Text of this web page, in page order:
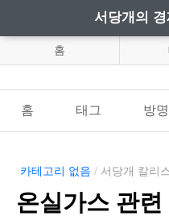
서당개의
홈
홈 태그 방
카테고리 없음 / 서당개 칼리
온실가스 관